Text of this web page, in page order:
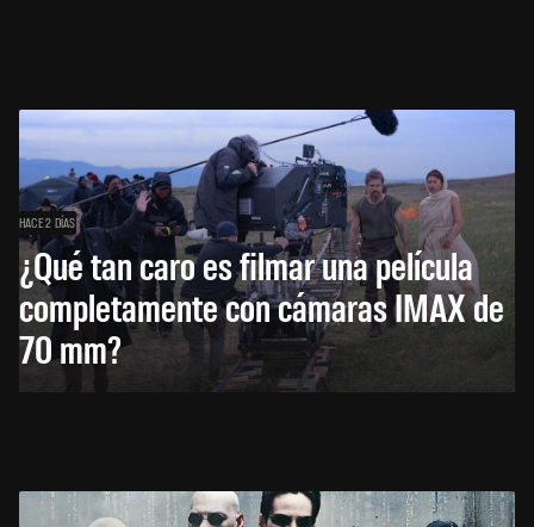
HACE 2 DÍAS
¿Qué tan caro es filmar una película
completamente con cámaras IMAX de
70 mm?